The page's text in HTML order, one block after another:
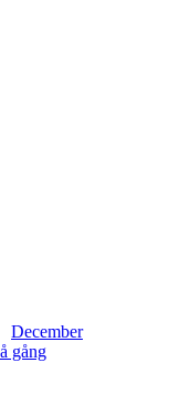
December
gång